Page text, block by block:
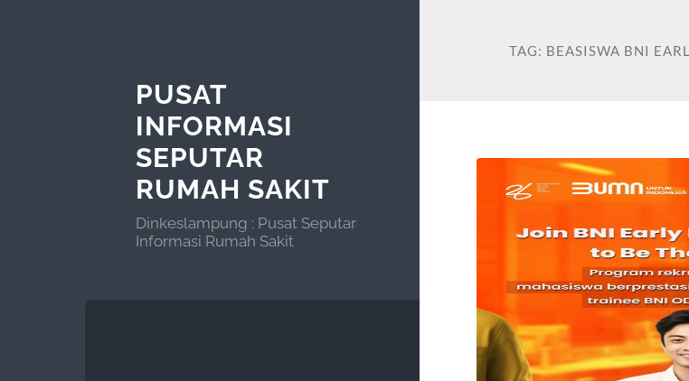
PUSAT
INFORMASI
SEPUTAR
RUMAH SAKIT
Dinkeslampung : Pusat Seputar
Informasi Rumah Sakit
TAG: BEASISWA BNI